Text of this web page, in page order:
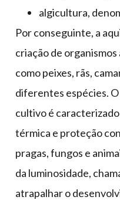
algicultura,
Por conseguinte, a
criação de
como peixes, rãs,
diferentes espécies.
cultivo é
térmica e proteção
pragas, fungos e
da luminosidade,
atrapalhar o